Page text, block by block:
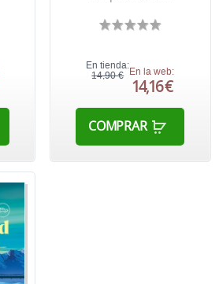
En tienda:
14,90 €
En la web:
14,16 €
COMPRAR